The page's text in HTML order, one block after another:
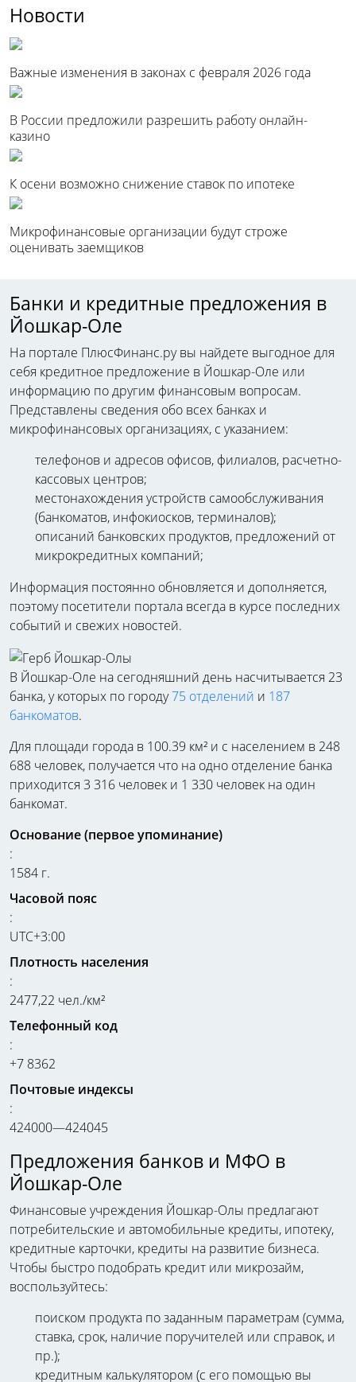
Новости
Важные изменения в законах с февраля 2026 года
В России предложили разрешить работу онлайн-
казино
К осени возможно снижение ставок по ипотеке
Микрофинансовые организации будут строже
оценивать заемщиков
Банки и кредитные предложения в
Йошкар-Оле
На портале ПлюсФинанс.ру вы найдете выгодное для
себя кредитное предложение в Йошкар-Оле или
информацию по другим финансовым вопросам.
Представлены сведения обо всех банках и
микрофинансовых организациях, с указанием:
телефонов и адресов офисов, филиалов, расчетно-
кассовых центров;
местонахождения устройств самообслуживания
(банкоматов, инфокиосков, терминалов);
описаний банковских продуктов, предложений от
микрокредитных компаний;
Информация постоянно обновляется и дополняется,
поэтому посетители портала всегда в курсе последних
событий и свежих новостей.
В Йошкар-Оле на сегодняшний день насчитывается 23
банка, у которых по городу75 отделений и 187
банкоматов.
Для площади города в 100.39 км² и с населением в 248
688 человек, получается что на одно отделение банка
приходится 3 316 человек и 1 330 человек на один
банкомат.
Основание (первое упоминание)
:
1584 г.
Часовой пояс
:
UTC+3:00
Плотность населения
:
2477,22 чел./км²
Телефонный код
:
+7 8362
Почтовые индексы
:
424000—424045
Предложения банков и МФО в
Йошкар-Оле
Финансовые учреждения Йошкар-Олы предлагают
потребительские и автомобильные кредиты, ипотеку,
кредитные карточки, кредиты на развитие бизнеса.
Чтобы быстро подобрать кредит или микрозайм,
воспользуйтесь:
поиском продукта по заданным параметрам (сумма,
ставка, срок, наличие поручителей или справок, и
пр.);
кредитным калькулятором (с его помощью вы